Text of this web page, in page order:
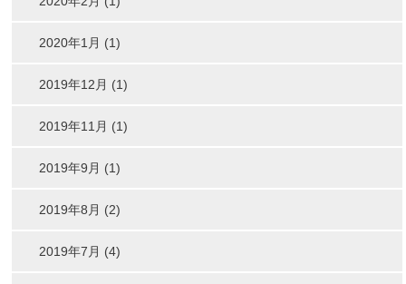
2020年1月 (1)
2019年12月 (1)
2019年11月 (1)
2019年9月 (1)
2019年8月 (2)
2019年7月 (4)